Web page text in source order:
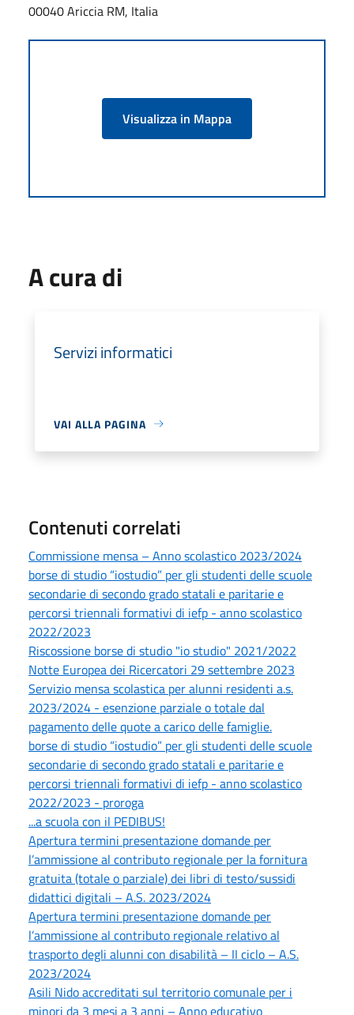
00040 Ariccia RM, Italia
Visualizza in Mappa
A cura di
Servizi informatici
VAI ALLA PAGINA
Contenuti correlati
Commissione mensa – Anno scolastico 2023/2024
borse di studio “iostudio” per gli studenti delle scuole
secondarie di secondo grado statali e paritarie e
percorsi triennali formativi di iefp - anno scolastico
2022/2023
Riscossione borse di studio "io studio" 2021/2022
Notte Europea dei Ricercatori 29 settembre 2023
Servizio mensa scolastica per alunni residenti a.s.
2023/2024 - esenzione parziale o totale dal
pagamento delle quote a carico delle famiglie.
borse di studio “iostudio” per gli studenti delle scuole
secondarie di secondo grado statali e paritarie e
percorsi triennali formativi di iefp - anno scolastico
2022/2023 - proroga
...a scuola con il PEDIBUS!
Apertura termini presentazione domande per
l’ammissione al contributo regionale per la fornitura
gratuita (totale o parziale) dei libri di testo/sussidi
didattici digitali – A.S. 2023/2024
Apertura termini presentazione domande per
l’ammissione al contributo regionale relativo al
trasporto degli alunni con disabilità – II ciclo – A.S.
2023/2024
Asili Nido accreditati sul territorio comunale per i
minori da 3 mesi a 3 anni – Anno educativo